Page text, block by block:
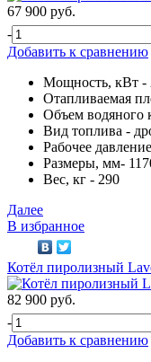
67 900 руб.
-
Добавить к сравнению
Мощность, кВт -
Отапливаемая
Объем водяного
Вид топлива -
Рабочее
Размеры, мм-
Вес, кг - 290
Далее
В избранное
Котёл пиролизный
82 900 руб.
-
Добавить к сравнению